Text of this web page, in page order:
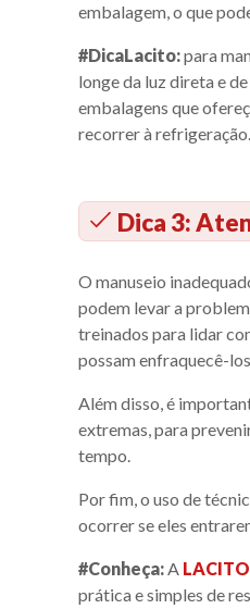
embalagem, o que
#DicaLacito:para
longe da luz direta e
embalagens que
recorrer à refrigeração.
Dica 3:
O manuseio
podem levar a
treinados para lidar
possam enfraquecê-
Além disso, é
extremas, para
tempo.
Por fim, o uso de
ocorrer se eles
#Conheça:A LACITO
prática e simples de